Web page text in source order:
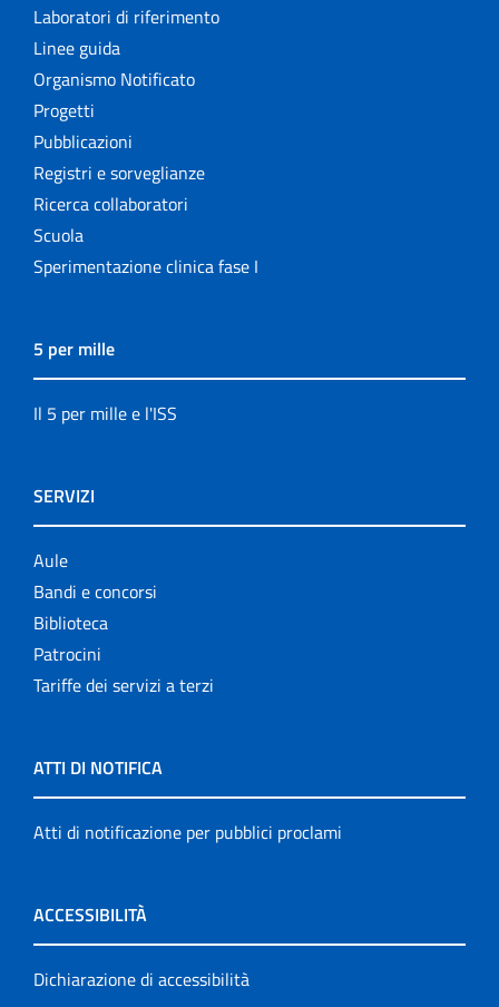
Laboratori di riferimento
Linee guida
Organismo Notificato
Progetti
Pubblicazioni
Registri e sorveglianze
Ricerca collaboratori
Scuola
Sperimentazione clinica fase I
5 per mille
Il 5 per mille e l'ISS
SERVIZI
Aule
Bandi e concorsi
Biblioteca
Patrocini
Tariffe dei servizi a terzi
ATTI DI NOTIFICA
Atti di notificazione per pubblici proclami
ACCESSIBILITÀ
Dichiarazione di accessibilità